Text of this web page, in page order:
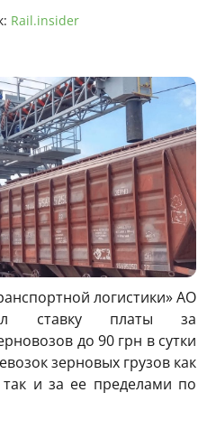
Rail.insider
логистики» АО
ставку платы за
до 90 грн в сутки
зерновых грузов как
и за ее пределами по